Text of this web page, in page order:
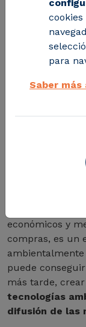
La
económicos y
compras, es un
ambientalmente
puede
más tarde,
tecnologías
difusión de las
para
Saber